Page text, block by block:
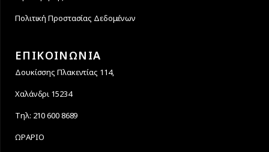
Πολιτική Προστασίας Δεδομένων
ΕΠΙΚΟΙΝΩΝΙΑ
Δουκίσσης Πλακεντίας 114,
Χαλάνδρι 15234
Τηλ: 210 600 8689
ΩΡΑΡΙΟ